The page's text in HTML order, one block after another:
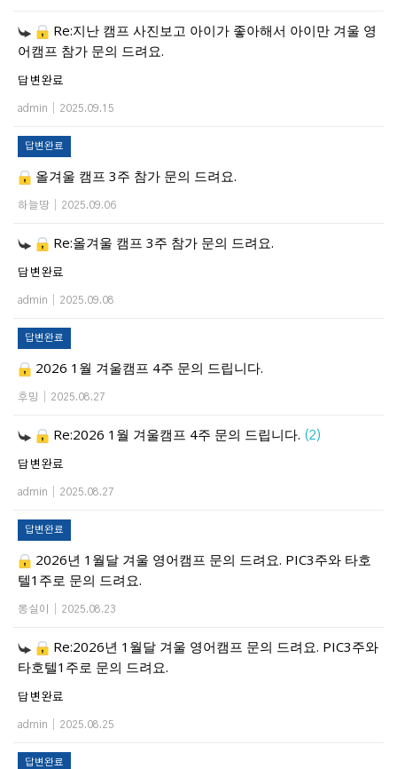
Re:지난 캠프 사진보고 아이가 좋아해서 아이만 겨울 영
어캠프 참가 문의 드려요.
답변완료
admin 2025.09.15
답변완료
올겨울 캠프 3주 참가 문의 드려요.
하늘땅 2025.09.06
Re:올겨울 캠프 3주 참가 문의 드려요.
답변완료
admin 2025.09.08
답변완료
2026 1월 겨울캠프 4주 문의 드립니다.
후밍 2025.08.27
Re:2026 1월 겨울캠프 4주 문의 드립니다. (2)
답변완료
admin 2025.08.27
답변완료
2026년 1월달 겨울 영어캠프 문의 드려요. PIC3주와 타호
텔1주로 문의 드려요.
몽실이 2025.08.23
Re:2026년 1월달 겨울 영어캠프 문의 드려요. PIC3주와
타호텔1주로 문의 드려요.
답변완료
admin 2025.08.25
답변완료